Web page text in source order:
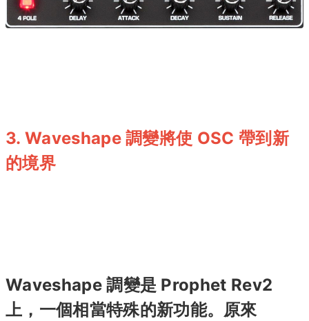
3. Waveshape 調變將使 OSC 帶到新
的境界
Waveshape 調變是 Prophet Rev2
上，一個相當特殊的新功能。原來